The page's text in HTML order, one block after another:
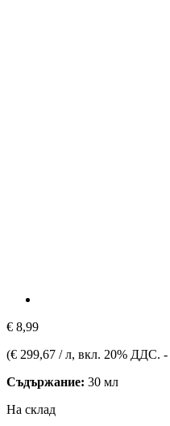
€ 8,99
(€ 299,67 / л, вкл. 20% ДДС. -
Съдържание: 30 мл
На склад